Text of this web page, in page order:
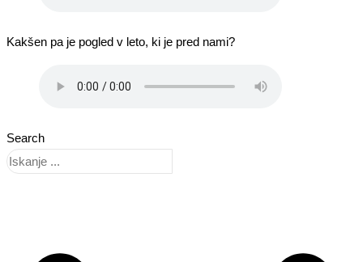
Kakšen pa je pogled v leto, ki je pred nami?
Search